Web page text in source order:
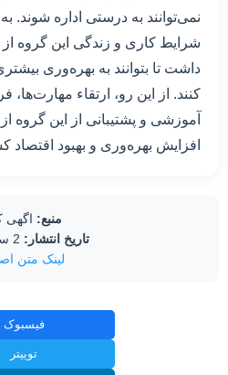
نمی‌توانند به درستی اداره شوند. به
شرایط کاری و زندگی این گروه از
داشت تا بتوانند به بهره‌وری
کنند. از این رو، ارتقاء
آموزشی و پشتیبانی از این گروه
افزایش بهره‌وری و بهبود اقتصاد
منبع: اگهی
تاریخ انتشار:
لینک متن
فیسبوک
توییتر